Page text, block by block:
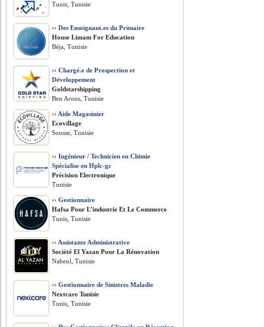
Tunis, Tunisie
›› Des Enseignant.es du Primaire
House Limam For Education
Béja, Tunisie
›› Chargé.e de Prospection et
Développement
Goldstarshipping
Ben Arous, Tunisie
›› Aide Magasinier
Ecovillage
Sousse, Tunisie
›› Ingénieur / Technicien en Chimie
Spécialise en Hplc-gc
Précision Electronique
Tunisie
›› Gestionnaire
Hafsa Pour L’industrie Et Le Commerce
Tunis, Tunisie
›› Assistante Administrative
Société El Yazan Pour La Rénovation
Nabeul, Tunisie
›› Gestionnaire de Sinistres Maladie
Nextcare Tunisie
Tunis, Tunisie